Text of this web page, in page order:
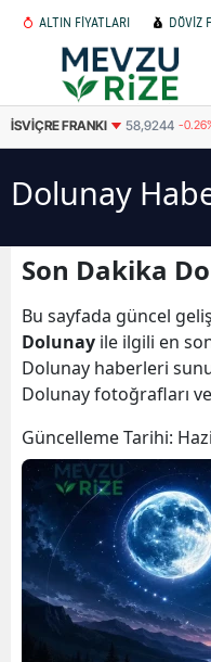
ALTIN FİYATLARI DÖVİZ
İSVIÇRE FRANKI 58,9244 -
Dolunay
Son Dakika
Bu sayfada güncel
Dolunay ile ilgili en
Dolunay haberleri
Dolunay fotoğrafları
Güncelleme Tarihi: